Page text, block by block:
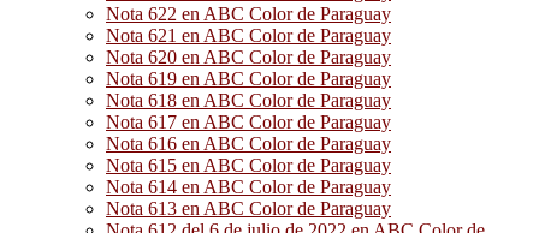
Nota 622 en ABC Color de Paraguay
Nota 621 en ABC Color de Paraguay
Nota 620 en ABC Color de Paraguay
Nota 619 en ABC Color de Paraguay
Nota 618 en ABC Color de Paraguay
Nota 617 en ABC Color de Paraguay
Nota 616 en ABC Color de Paraguay
Nota 615 en ABC Color de Paraguay
Nota 614 en ABC Color de Paraguay
Nota 613 en ABC Color de Paraguay